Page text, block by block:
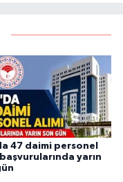
47 daimi personel
başvurularında yarın